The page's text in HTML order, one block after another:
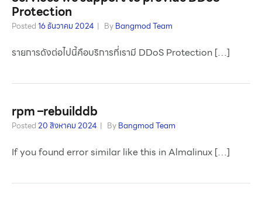
Protection
Posted16 ธันวาคม 2024 ByBangmod Team
รายการดังต่อไปนี้คือบริการที่เรามี DDoS Protection […]
rpm –rebuilddb
Posted20 สิงหาคม 2024 ByBangmod Team
If you found error similar like this in Almalinux […]